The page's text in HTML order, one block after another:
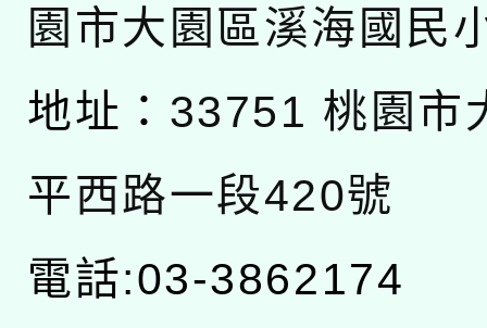
園市大園區溪海國民
地址： 33751 桃園市
平西路一段420號
電話:03-3862174